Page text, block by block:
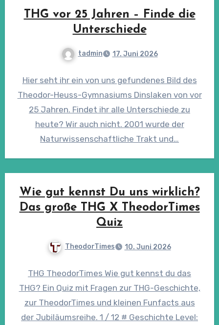
THG vor 25 Jahren – Finde die
Unterschiede
tadmin 17. Juni 2026
Hier seht ihr ein von uns gefundenes Bild des
Theodor-Heuss-Gymnasiums Dinslaken von vor
25 Jahren. Findet ihr alle Unterschiede zu
heute? Wir auch nicht. 2001 wurde der
Naturwissenschaftliche Trakt und…
Wie gut kennst Du uns wirklich?
Das große THG X TheodorTimes
Quiz
TheodorTimes 10. Juni 2026
THG TheodorTimes Wie gut kennst du das
THG? Ein Quiz mit Fragen zur THG-Geschichte,
zur TheodorTimes und kleinen Funfacts aus
der Jubiläumsreihe. 1 / 12 # Geschichte Level: